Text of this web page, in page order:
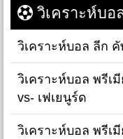
วิเคราะห์บอ
วิเคราะห์บอล ลีก
วิเคราะห์บอล พรีเ
vs- เฟเยนูร์ด
วิเคราะห์บอล พรีเ